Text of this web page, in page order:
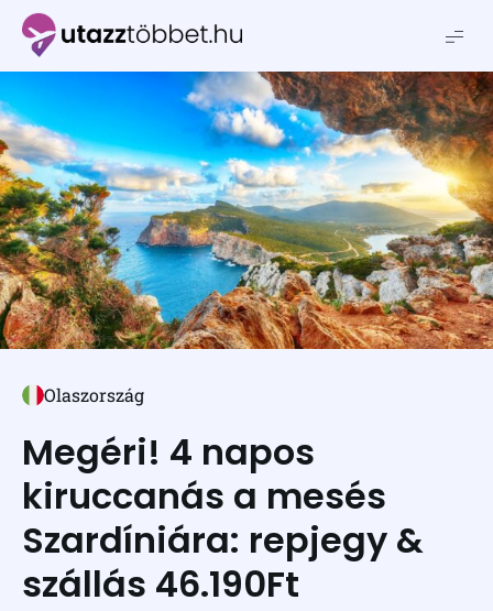
Utazztöbbet.hu
Olaszország
Megéri! 4 napos
kiruccanás a mesés
Szardíniára: repjegy &
szállás 46.190Ft